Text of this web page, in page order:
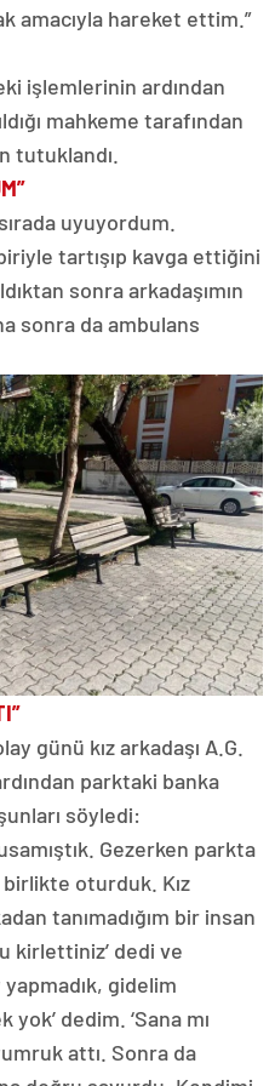
amacıyla hareket ettim.”
işlemlerinin ardından
mahkeme tarafından
tutuklandı.
uyuyordum.
tartışıp kavga ettiğini
sonra arkadaşımın
sonra da ambulans
günü kız arkadaşı A.G.
parktaki banka
söyledi:
Gezerken parkta
birlikte oturduk. Kız
tanımadığım bir insan
kirlettiniz’ dedi ve
gidelim
dedim. ‘Sana mı
attı. Sonra da